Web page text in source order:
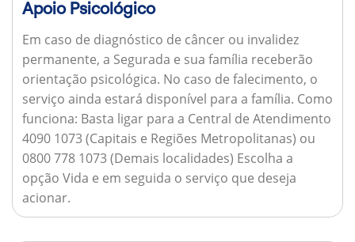
Apoio Psicológico
Em caso de diagnóstico de câncer ou invalidez
permanente, a Segurada e sua família receberão
orientação psicológica. No caso de falecimento, o
serviço ainda estará disponível para a família. Como
funciona: Basta ligar para a Central de Atendimento
4090 1073 (Capitais e Regiões Metropolitanas) ou
0800 778 1073 (Demais localidades) Escolha a
opção Vida e em seguida o serviço que deseja
acionar.